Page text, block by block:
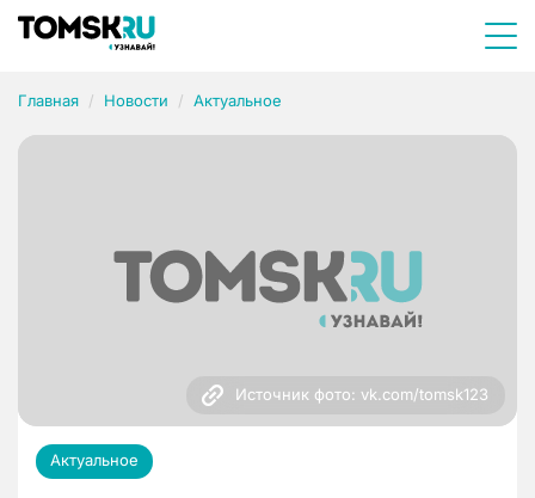
Главная Новости Актуальное
Источник фото: vk.com/tomsk123
Актуальное